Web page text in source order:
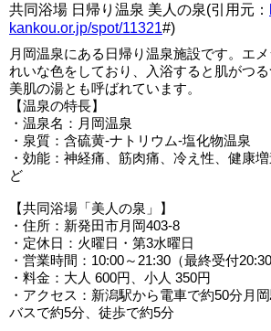
共同浴場 日帰り温泉 美人の泉(引用元：
kankou.or.jp/spot/11321#)
月岡温泉にある日帰り温泉施設です。エ
れいな色をしており、入浴すると肌がつ
美肌の湯とも呼ばれています。
【温泉の特長】
・温泉名：月岡温泉
・泉質：含硫黄-ナトリウム-塩化物温泉
・効能：神経痛、筋肉痛、冷え性、健康
ど
【共同浴場「美人の泉」】
・住所：新発田市月岡403-8
・定休日：火曜日・第3水曜日
・営業時間：10:00～21:30（最終受付20:30
・料金：大人 600円、小人 350円
・アクセス：新潟駅から電車で約50分月
バスで約5分、徒歩で約5分